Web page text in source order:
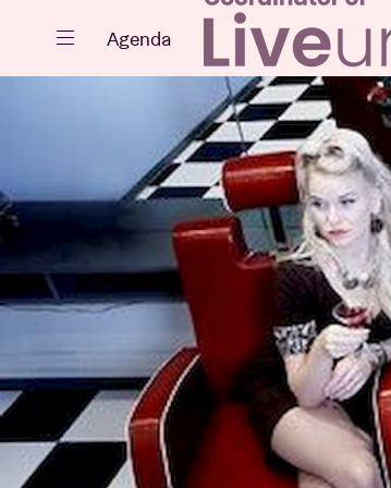
Fermer
Agenda
Projets
Actualités
Agenda